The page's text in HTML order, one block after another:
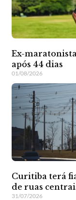
Ex-
após 44 dias
01/08/2026
Curitiba terá
de ruas
31/07/2026